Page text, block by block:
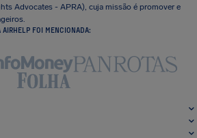
Advocates - APRA), cuja missão é promover e
AIRHELP FOI MENCIONADA: